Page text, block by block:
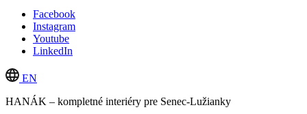
Facebook
Instagram
Youtube
LinkedIn
EN
HANÁK – kompletné interiéry pre Senec-Lužianky